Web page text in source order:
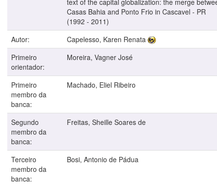
Casas Bahia and Ponto Frio in Cascavel - PR
(1992 - 2011)
Autor:
Capelesso, Karen Renata
Primeiro
orientador:
Moreira, Vagner José
Primeiro
membro da
banca:
Machado, Eliel Ribeiro
Segundo
membro da
banca:
Freitas, Sheille Soares de
Terceiro
membro da
banca:
Bosi, Antonio de Pádua